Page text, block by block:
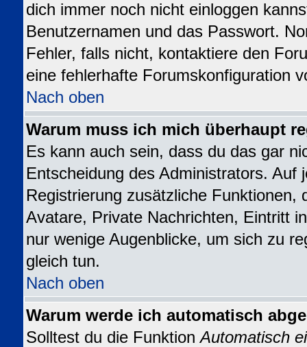
dich immer noch nicht einloggen
Benutzernamen und das Passwort.
Fehler, falls nicht, kontaktiere den
eine fehlerhafte Forumskonfiguration
Nach oben
Warum muss ich mich überhaupt
Es kann auch sein, dass du das gar
Entscheidung des Administrators. Auf
Registrierung zusätzliche Funktionen,
Avatare, Private Nachrichten, Eintritt
nur wenige Augenblicke, um sich zu
gleich tun.
Nach oben
Warum werde ich automatisch
Solltest du die FunktionAutomatisch